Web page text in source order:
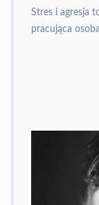
Stres i agresja
pracująca